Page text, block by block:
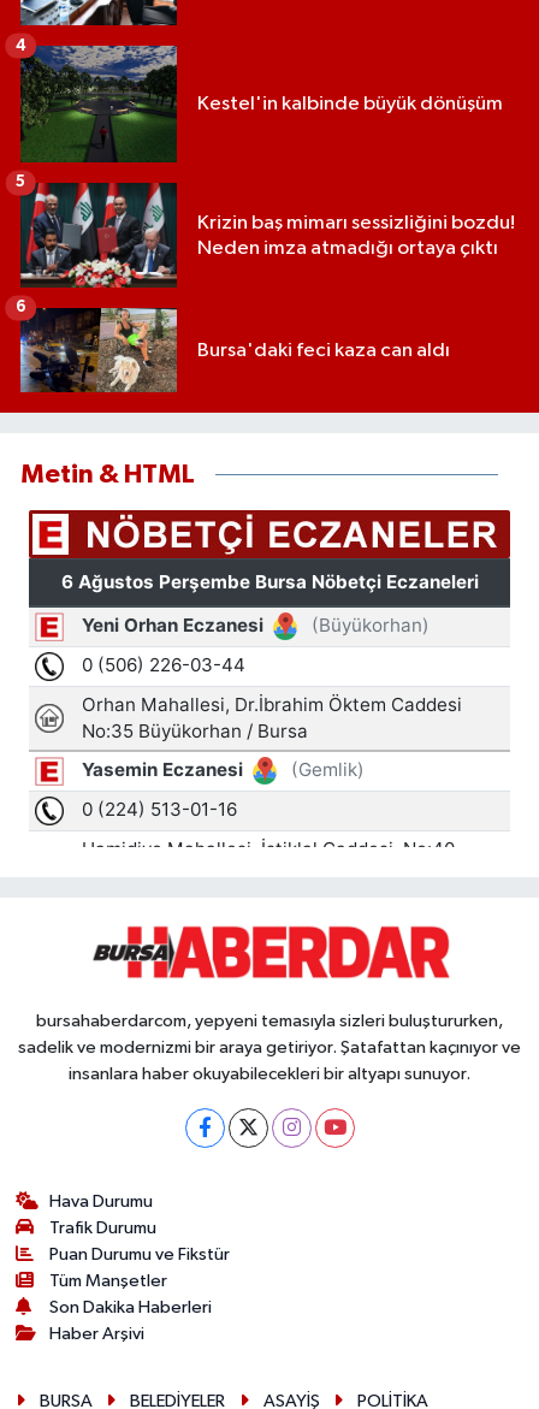
Kestel'in kalbinde büyük dönüşüm
4
Krizin baş mimarı sessizliğini bozdu!
Neden imza atmadığı ortaya çıktı
5
Bursa'daki feci kaza can aldı
6
Metin & HTML
bursahaberdarcom, yepyeni temasıyla sizleri buluştururken,
sadelik ve modernizmi bir araya getiriyor. Şatafattan kaçınıyor ve
insanlara haber okuyabilecekleri bir altyapı sunuyor.
Hava Durumu
Trafik Durumu
Puan Durumu ve Fikstür
Tüm Manşetler
Son Dakika Haberleri
Haber Arşivi
BURSA BELEDİYELER ASAYİŞ POLİTİKA